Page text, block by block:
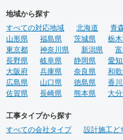
地域から探す
すべての対応地域
北海道 青
山形県
福島県 茨城県 栃
東京都
神奈川県 新潟県
長野県
岐阜県 静岡県 愛
大阪府
兵庫県 奈良県 和
広島県
山口県 徳島県 香
佐賀県
長崎県 熊本県 大
工事タイプから探す
すべての会社タイプ
設計施工ど